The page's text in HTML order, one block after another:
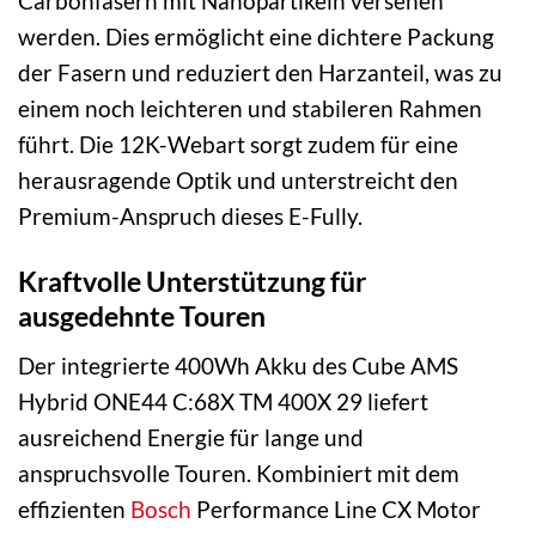
werden. Dies ermöglicht eine dichtere Packung
der Fasern und reduziert den Harzanteil, was zu
einem noch leichteren und stabileren Rahmen
führt. Die 12K-Webart sorgt zudem für eine
herausragende Optik und unterstreicht den
Premium-Anspruch dieses E-Fully.
Kraftvolle Unterstützung für
ausgedehnte Touren
Der integrierte 400Wh Akku des Cube AMS
Hybrid ONE44 C:68X TM 400X 29 liefert
ausreichend Energie für lange und
anspruchsvolle Touren. Kombiniert mit dem
effizienten Bosch Performance Line CX Motor